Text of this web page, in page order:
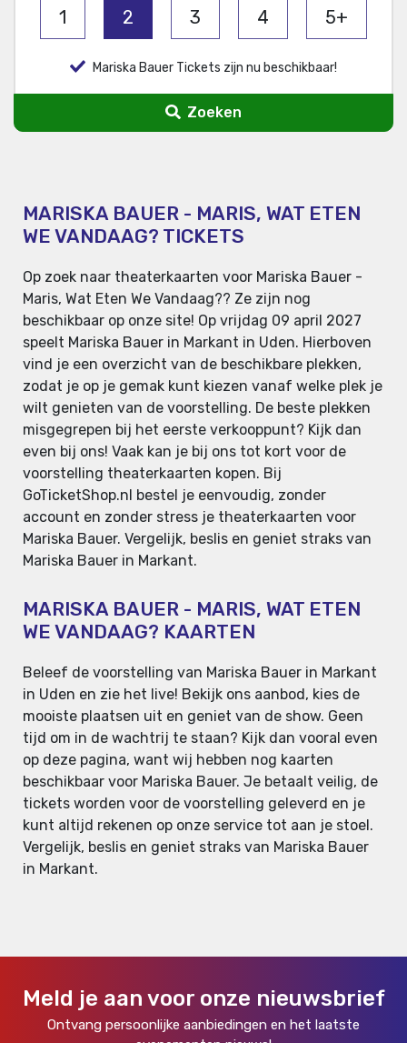
1 2 3 4 5+
Mariska Bauer Tickets zijn nu beschikbaar!
Zoeken
MARISKA BAUER - MARIS, WAT ETEN
WE VANDAAG? TICKETS
Op zoek naar theaterkaarten voor Mariska Bauer -
Maris, Wat Eten We Vandaag?? Ze zijn nog
beschikbaar op onze site! Op vrijdag 09 april 2027
speelt Mariska Bauer in Markant in Uden. Hierboven
vind je een overzicht van de beschikbare plekken,
zodat je op je gemak kunt kiezen vanaf welke plek je
wilt genieten van de voorstelling. De beste plekken
misgegrepen bij het eerste verkooppunt? Kijk dan
even bij ons! Vaak kan je bij ons tot kort voor de
voorstelling theaterkaarten kopen. Bij
GoTicketShop.nl bestel je eenvoudig, zonder
account en zonder stress je theaterkaarten voor
Mariska Bauer. Vergelijk, beslis en geniet straks van
Mariska Bauer in Markant.
MARISKA BAUER - MARIS, WAT ETEN
WE VANDAAG? KAARTEN
Beleef de voorstelling van Mariska Bauer in Markant
in Uden en zie het live! Bekijk ons aanbod, kies de
mooiste plaatsen uit en geniet van de show. Geen
tijd om in de wachtrij te staan? Kijk dan vooral even
op deze pagina, want wij hebben nog kaarten
beschikbaar voor Mariska Bauer. Je betaalt veilig, de
tickets worden voor de voorstelling geleverd en je
kunt altijd rekenen op onze service tot aan je stoel.
Vergelijk, beslis en geniet straks van Mariska Bauer
in Markant.
Meld je aan voor onze nieuwsbrief
Ontvang persoonlijke aanbiedingen en het laatste